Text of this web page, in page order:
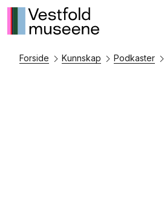
Forside Kunnskap Podkaster